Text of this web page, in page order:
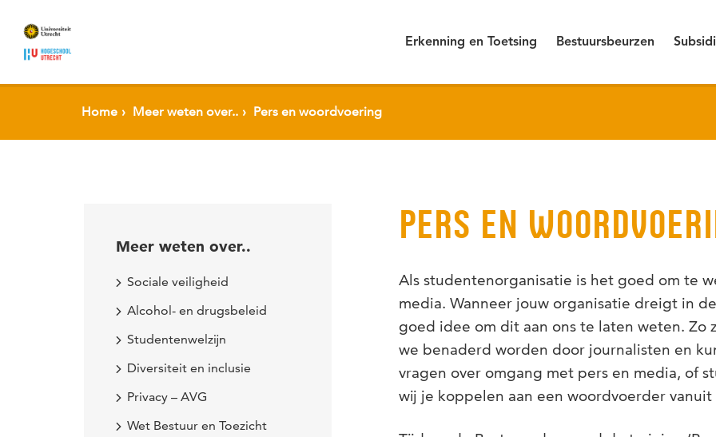
Erkenning en Toetsing Bestuursbeurzen
Home Meer weten over.. Pers en woordvoering
Meer weten over..
Sociale veiligheid
Alcohol- en drugsbeleid
Studentenwelzijn
Diversiteit en inclusie
Privacy – AVG
Wet Bestuur en Toezicht
PERS EN
Als studentenorganisatie is het goed om te
media. Wanneer jouw organisatie dreigt in
goed idee om dit aan ons te laten weten. Zo
we benaderd worden door journalisten en
vragen over omgang met pers en media, of
wij je koppelen aan een woordvoerder vanuit